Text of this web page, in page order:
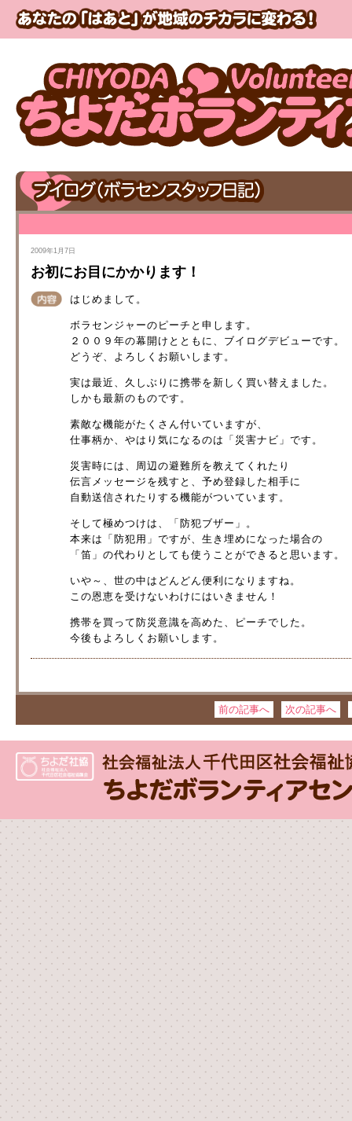
2009年1月7日
お初にお目にかかります！
はじめまして。
ボラセンジャーのピーチと申します。
２００９年の幕開けとともに、ブイログデビューです。
どうぞ、よろしくお願いします。
実は最近、久しぶりに携帯を新しく買い替えました。
しかも最新のものです。
素敵な機能がたくさん付いていますが、
仕事柄か、やはり気になるのは「災害ナビ」です。
災害時には、周辺の避難所を教えてくれたり
伝言メッセージを残すと、予め登録した相手に
自動送信されたりする機能がついています。
そして極めつけは、「防犯ブザー」。
本来は「防犯用」ですが、生き埋めになった場合の
「笛」の代わりとしても使うことができると思います。
いや～、世の中はどんどん便利になりますね。
この恩恵を受けないわけにはいきません！
携帯を買って防災意識を高めた、ピーチでした。
今後もよろしくお願いします。
前の記事へ 次の記事へ